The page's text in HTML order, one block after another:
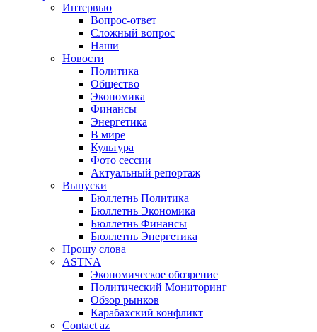
Интервью
Вопрос-ответ
Сложный вопрос
Наши
Новости
Политика
Общество
Экономика
Финансы
Энергетика
В мире
Культура
Фото сессии
Актуальный репортаж
Выпуски
Бюллетнь Политика
Бюллетнь Экономика
Бюллетнь Финансы
Бюллетнь Энергетика
Прошу слова
ASTNA
Экономическое обозрение
Политический Мониторинг
Обзор рынков
Карабахский конфликт
Contact az